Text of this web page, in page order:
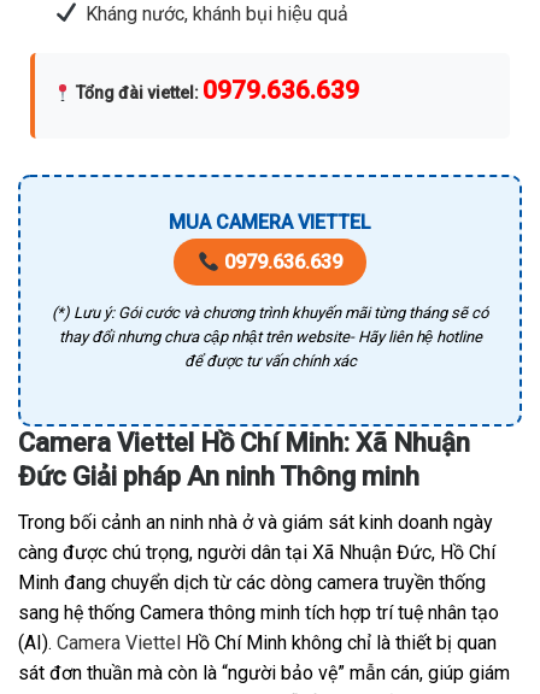
Kháng nước, khánh bụi hiệu quả
Tổng đài viettel : 0979.636.639
MUA CAMERA VIETTEL
0979.636.639
(*) Lưu ý: Gói cước và chương trình khuyến mãi từng tháng sẽ có
thay đổi nhưng chưa cập nhật trên website- Hãy liên hệ hotline
để được tư vấn chính xác
Camera Viettel Hồ Chí Minh: Xã Nhuận
Đức Giải pháp An ninh Thông minh
Trong bối cảnh an ninh nhà ở và giám sát kinh doanh ngày
càng được chú trọng, người dân tại Xã Nhuận Đức, Hồ Chí
Minh đang chuyển dịch từ các dòng camera truyền thống
sang hệ thống Camera thông minh tích hợp trí tuệ nhân tạo
(AI). Camera Viettel
Hồ Chí Minh không chỉ là thiết bị quan
sát đơn thuần mà còn là “người bảo vệ” mẫn cán, giúp giám